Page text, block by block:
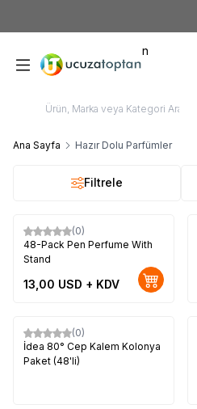
n
Ana Sayfa Hazır Dolu Parfümler
Filtrele
Yeni
(0)
48-Pack Pen Perfume With
Stand
13,00 USD + KDV
(0)
İdea 80° Cep Kalem Kolonya
Paket (48'li)